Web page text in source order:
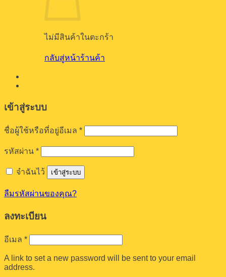
ไม่มีสินค้าในตะกร้า
กลับสู่หน้าร้านค้า
เข้าสู่ระบบ
ชื่อผู้ใช้หรือที่อยู่อีเมล *ต้องการ
รหัสผ่าน *ต้องการ
จำฉันไว้ เข้าสู่ระบบ
ลืมรหัสผ่านของคุณ?
ลงทะเบียน
อีเมล *ต้องการ
A link to set a new password will be sent to your email
address.